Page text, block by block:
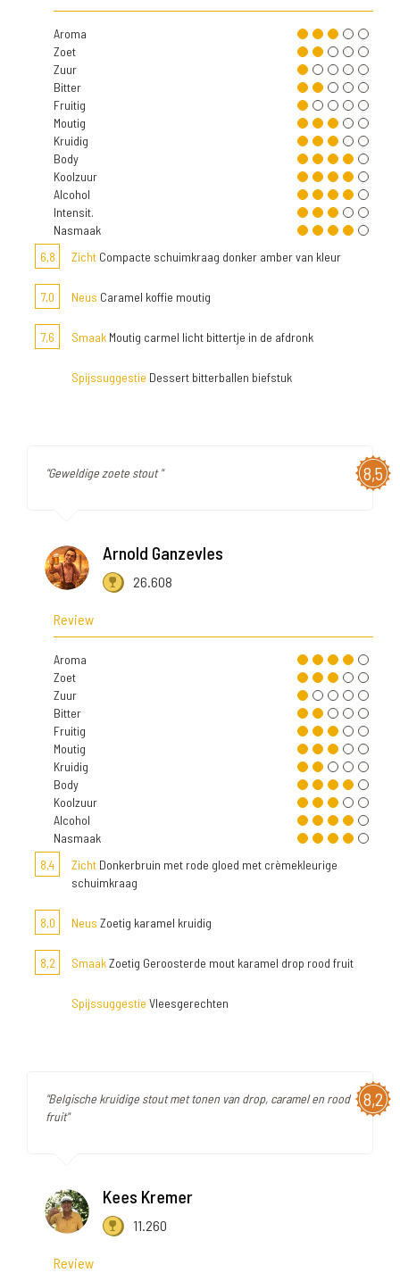
Aroma
Zoet
Zuur
Bitter
Fruitig
Moutig
Kruidig
Body
Koolzuur
Alcohol
Intensit.
Nasmaak
6,8
Zicht Compacte schuimkraag donker amber van kleur
7,0 Neus Caramel koffie moutig
7,6 Smaak Moutig carmel licht bittertje in de afdronk
Spijssuggestie Dessert bitterballen biefstuk
8,5
"Geweldige zoete stout "
Arnold Ganzevles
26.608
Review
Aroma
Zoet
Zuur
Bitter
Fruitig
Moutig
Kruidig
Body
Koolzuur
Alcohol
Nasmaak
8,4
Zicht Donkerbruin met rode gloed met crèmekleurige
schuimkraag
8,0 Neus Zoetig karamel kruidig
8,2 SmaakZoetig Geroosterde mout karamel drop rood fruit
Spijssuggestie Vleesgerechten
8,2
"Belgische kruidige stout met tonen van drop, caramel en rood
fruit"
Kees Kremer
11.260
Review